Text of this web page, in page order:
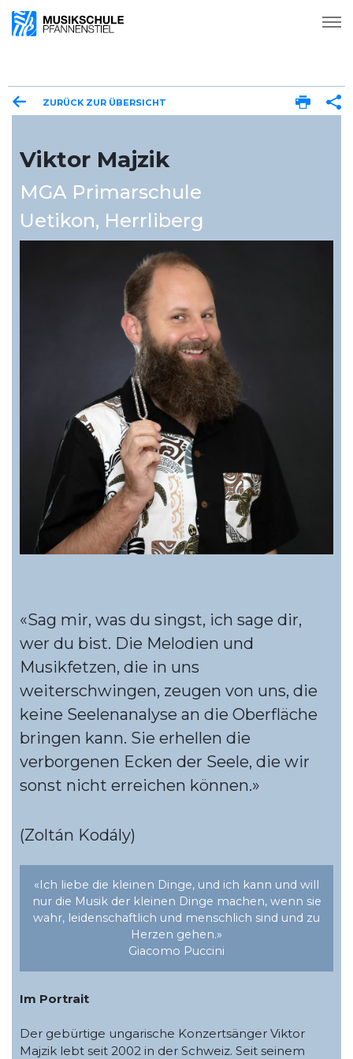
ZURÜCK ZUR ÜBERSICHT
Viktor Majzik
MGA Primarschule
Uetikon, Herrliberg
«Sag mir, was du singst, ich sage dir,
wer du bist. Die Melodien und
Musikfetzen, die in uns
weiterschwingen, zeugen von uns, die
keine Seelenanalyse an die Oberfläche
bringen kann. Sie erhellen die
verborgenen Ecken der Seele, die wir
sonst nicht erreichen können.»
(Zoltán Kodály)
«Ich liebe die kleinen Dinge, und ich kann und will
nur die Musik der kleinen Dinge machen, wenn sie
wahr, leidenschaftlich und menschlich sind und zu
Herzen gehen.»
Giacomo Puccini
Im Portrait
Der gebürtige ungarische Konzertsänger Viktor
Majzik lebt seit 2002 in der Schweiz. Seit seinem